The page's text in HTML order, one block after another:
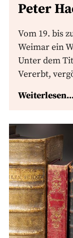
Peter
Vom 19. bis
Weimar ein
Unter dem
Vererbt,